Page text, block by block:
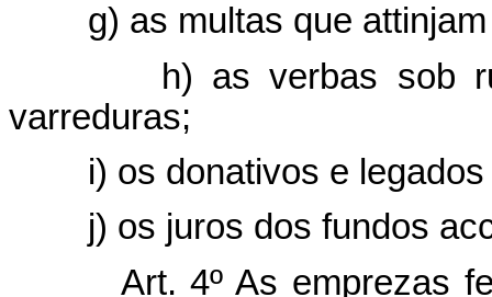
g) as multas que attinjam
h) as verbas sob
varreduras;
i) os donativos e legados
j) os juros dos fundos
Art. 4º As emprezas